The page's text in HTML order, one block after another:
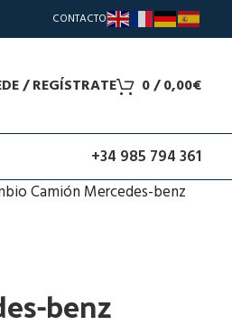
CONTACTO
/ REGÍSTRATE 0/0,00€
+34 985 794 361
Camión Mercedes-benz
benz